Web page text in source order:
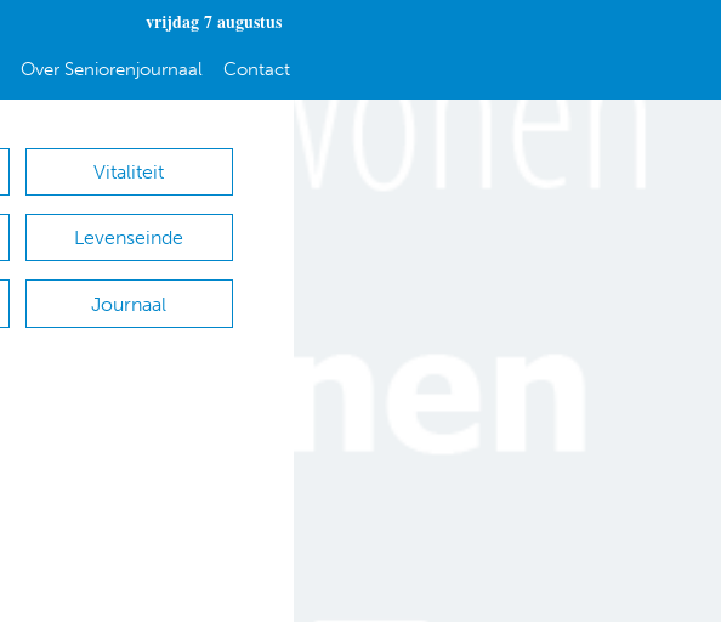
vrijdag 7 augustus
Over Seniorenjournaal Contact
Vitaliteit
Levenseinde
Journaal